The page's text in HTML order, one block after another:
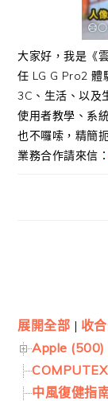
大家好，我是《
任 LG G Pro2 體
3C、生活、以及
使用者教學、系
也不囉嗦，精簡
業務合作請來信：
展開全部 | 收
Apple (500)
中風復健指